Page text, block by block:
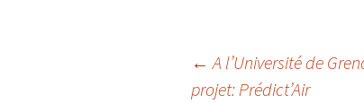
Navigation
← A l’Université de
projet: Prédict’Air